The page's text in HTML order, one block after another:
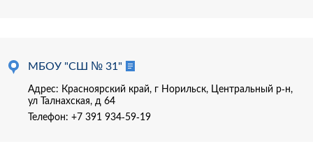
МБОУ "СШ № 31"
Адрес: Красноярский край, г Норильск, Центральный р-н,
ул Талнахская, д 64
Телефон: +7 391 934-59-19